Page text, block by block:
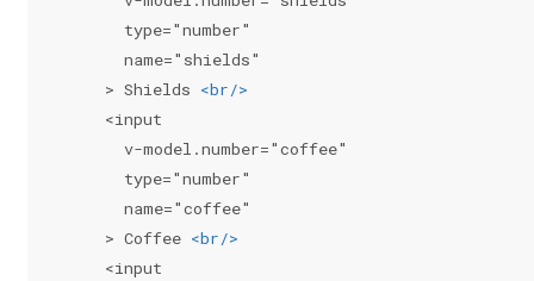
      type="number"
      name="shields"
    > Shields
<br/>
    <input
      v-model.number="coffee"
      type="number"
      name="coffee"
    > Coffee
<br/>
    <input